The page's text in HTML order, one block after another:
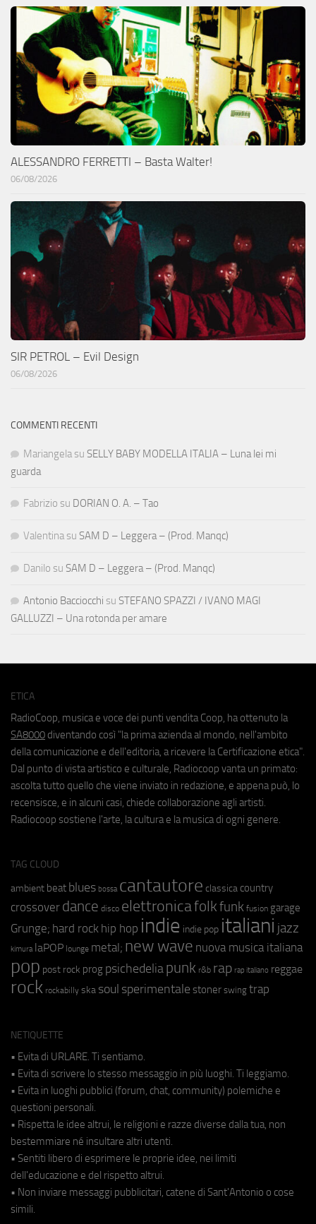
ALESSANDRO FERRETTI – Basta Walter!
06/08/2026
SIR PETROL – Evil Design
06/08/2026
COMMENTI RECENTI
Mariangela su SELLY BABY MODELLA ITALIA – Luna lei mi
guarda
Fabrizio su DORIAN O. A. – Tao
Valentina su SAM D – Leggera – (Prod. Manqc)
Danilo su SAM D – Leggera – (Prod. Manqc)
Antonio Bacciocchi su STEFANO SPAZZI / IVANO MAGI
GALLUZZI – Una rotonda per amare
ETICA
RadioCoop, musica e voce dei punti vendita Coop, ha ottenuto la
SA8000 diventando così "la prima azienda al mondo, nell'ambito
della comunicazione e dell'editoria, a ricevere la Certificazione etica".
Dal punto di vista artistico e culturale, Radiocoop vanta un primato:
ascolta tutto quello che viene inviato in redazione, e appena può, lo
recensisce, e in alcuni casi, chiede collaborazione agli artisti.
Radiocoop sostiene l'arte, la cultura e la musica di ogni genere.
TAG CLOUD
ambient beat blues bossa cantautore classica country
crossover dance disco elettronicafolkfunk fusion garage
Grunge; hard rock hip hop indie indie pop italiani jazz
kimura laPOP lounge metal; new wave nuova musica italiana
pop post rock prog psichedeliapunk r&b rap rap italiano reggae
rock rockabilly ska soul sperimentale stoner swing trap
NETIQUETTE
• Evita di URLARE. Ti sentiamo.
• Evita di scrivere lo stesso messaggio in più luoghi. Ti leggiamo.
• Evita in luoghi pubblici (forum, chat, community) polemiche e
questioni personali.
• Rispetta le idee altrui, le religioni e razze diverse dalla tua, non
bestemmiare né insultare altri utenti.
• Sentiti libero di esprimere le proprie idee, nei limiti
dell'educazione e del rispetto altrui.
• Non inviare messaggi pubblicitari, catene di Sant'Antonio o cose
simili.